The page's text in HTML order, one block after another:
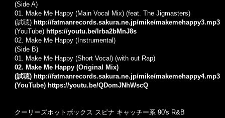
(Side A)
01. Make Me Happy (Main Vocal Mix) (feat. The Jigmasters)
(試聴) http://fatmanrecords.sakura.ne.jp/mike/makemehappy3.mp3
(YouTube) https://youtu.be/Irba2bMnJ8s
02. Make Me Happy (Instrumental)
(Side B)
01. Make Me Happy (Short Vocal) (with out Rap)
02. Make Me Happy (Original Mix)
(試聴) http://fatmanrecords.sakura.ne.jp/mike/makemehappy4.mp3
(YouTube) https://youtu.be/QDomJNhWscQ
クーリーズホットボックス スピナ キャッチー系 90's R&B